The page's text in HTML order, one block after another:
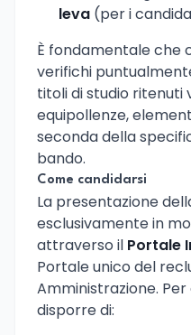
leva (per i
È fondamentale che
verifichi
titoli di studio ritenuti
equipollenze,
seconda della
bando.
Come candidarsi
La presentazione
esclusivamente in
attraverso il Portale
Portale unico del
Amministrazione.
disporre di: